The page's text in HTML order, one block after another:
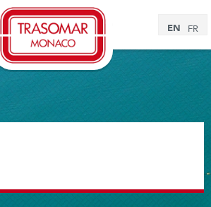
EN FR